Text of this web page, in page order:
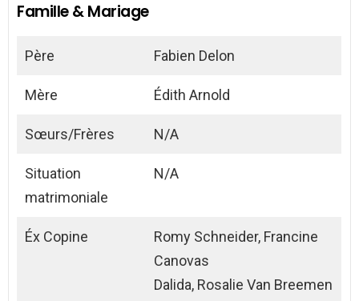
Famille & Mariage
Père Fabien Delon
Mère Édith Arnold
Sœurs/Frères N/A
Situation
matrimoniale
N/A
Éx Copine
Romy Schneider, Francine
Canovas
Dalida, Rosalie Van Breemen